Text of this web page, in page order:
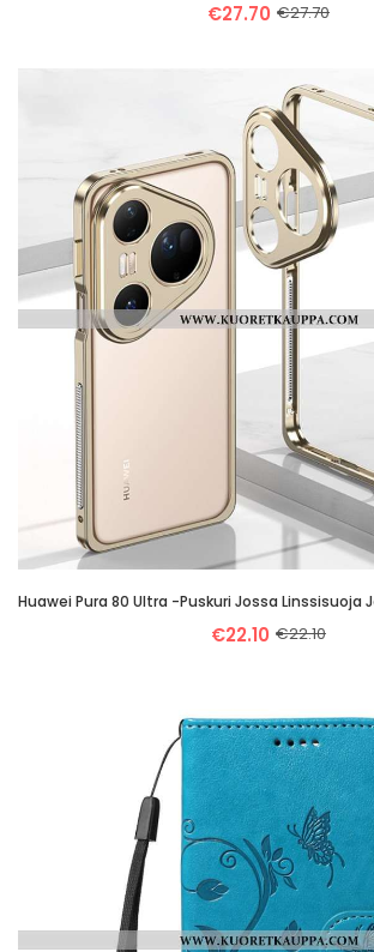
€27.70 €27.70
Huawei Pura 80 Ultra -puskuri Jossa Linssisuoja
€22.10 €22.10